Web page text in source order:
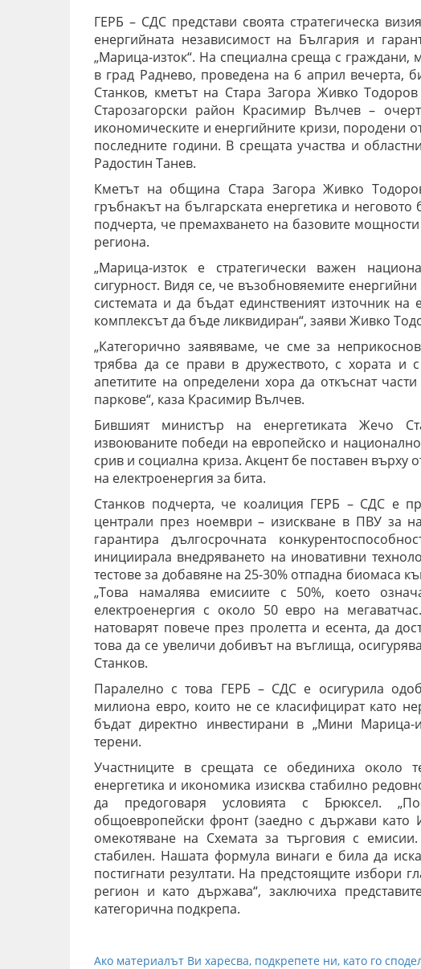
ГЕРБ – СДС представи своята стратегическа
енергийната независимост на България и
„Марица-изток“. На специална среща с граждани,
в град Раднево, проведена на 6 април вечерта,
Станков, кметът на Стара Загора Живко
Старозагорски район Красимир Вълчев –
икономическите и енергийните кризи, породени
последните години. В срещата участва и
Радостин Танев.
Кметът на община Стара Загора Живко
гръбнакът на българската енергетика и
подчерта, че премахването на базовите
региона.
„Марица-изток е стратегически важен
сигурност. Видя се, че възобновяемите
системата и да бъдат единственият източник
комплексът да бъде ликвидиран“, заяви Живко
„Категорично заявяваме, че сме за
трябва да се прави в дружеството, с хората и
апетитите на определени хора да откъснат
паркове“, каза Красимир Вълчев.
Бившият министър на енергетиката Жечо
извоюваните победи на европейско и
срив и социална криза. Акцент бе поставен върху
на електроенергия за бита.
Станков подчерта, че коалиция ГЕРБ – СДС е
централи през ноември – изискване в ПВУ за
гарантира дългосрочната
инициирала внедряването на иновативни
тестове за добавяне на 25-30% отпадна биомаса
„Това намалява емисиите с 50%, което
електроенергия с около 50 евро на
натоварят повече през пролетта и есента, да
това да се увеличи добивът на въглища,
Станков.
Паралелно с това ГЕРБ – СДС е осигурила
милиона евро, които не се класифицират като
бъдат директно инвестирани в „Мини Марица-
терени.
Участниците в срещата се обединиха около
енергетика и икономика изисква стабилно
да предоговаря условията с Брюксел.
общоевропейски фронт (заедно с държави
омекотяване на Схемата за търговия с
стабилен. Нашата формула винаги е била да
постигнати резултати. На предстоящите избори
регион и като държава“, заключиха
категорична подкрепа.
Ако материалът Ви харесва, подкрепете ни, като го